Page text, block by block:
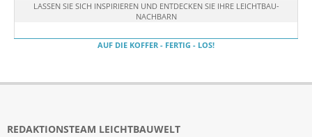
LASSEN SIE SICH INSPIRIEREN UND ENTDECKEN SIE IHRE LEICHTBAU-
NACHBARN
AUF DIE KOFFER - FERTIG - LOS!
REDAKTIONSTEAM LEICHTBAUWELT